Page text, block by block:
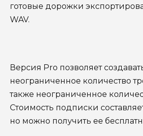
готовые дорожки
WAV.
Версия Pro позволяет
неограниченное количество
также неограниченное
Стоимость подписки
но можно получить ее